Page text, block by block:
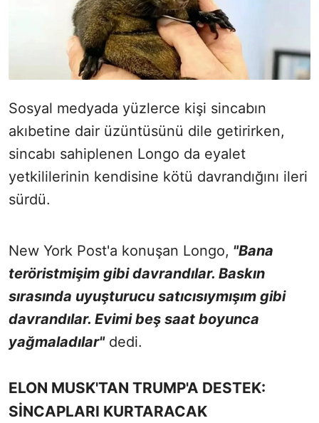
Sosyal medyada yüzlerce kişi sincabın
akıbetine dair üzüntüsünü dile getirirken,
sincabı sahiplenen Longo da eyalet
yetkililerinin kendisine kötü davrandığını ileri
sürdü.
New York Post'a konuşan Longo, "Bana
teröristmişim gibi davrandılar. Baskın
sırasında uyuşturucu satıcısıymışım gibi
davrandılar. Evimi beş saat boyunca
yağmaladılar"dedi.
ELON MUSK'TAN TRUMP'A DESTEK:
SİNCAPLARI KURTARACAK